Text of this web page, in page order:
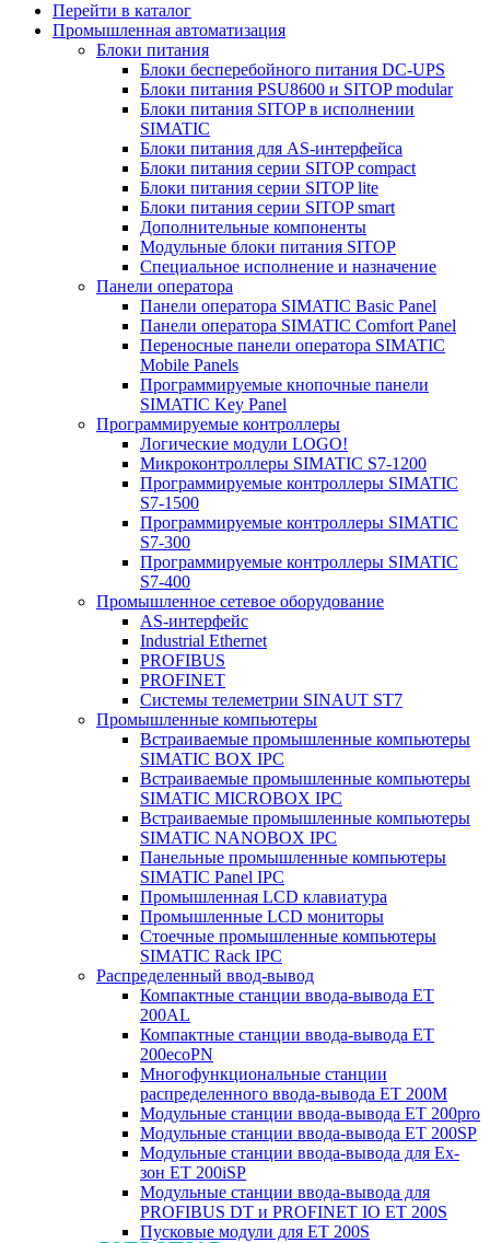
Перейти в каталог
Промышленная автоматизация
Блоки питания
Блоки бесперебойного питания DC-UPS
Блоки питания PSU8600 и SITOP modular
Блоки питания SITOP в исполнении
SIMATIC
Блоки питания для AS-интерфейса
Блоки питания серии SITOP compact
Блоки питания серии SITOP lite
Блоки питания серии SITOP smart
Дополнительные компоненты
Модульные блоки питания SITOP
Специальное исполнение и назначение
Панели оператора
Панели оператора SIMATIC Basic Panel
Панели оператора SIMATIC Comfort Panel
Переносные панели оператора SIMATIC
Mobile Panels
Программируемые кнопочные панели
SIMATIC Key Panel
Программируемые контроллеры
Логические модули LOGO!
Микроконтроллеры SIMATIC S7-1200
Программируемые контроллеры SIMATIC
S7-1500
Программируемые контроллеры SIMATIC
S7-300
Программируемые контроллеры SIMATIC
S7-400
Промышленное сетевое оборудование
AS-интерфейс
Industrial Ethernet
PROFIBUS
PROFINET
Системы телеметрии SINAUT ST7
Промышленные компьютеры
Встраиваемые промышленные компьютеры
SIMATIC BOX IPC
Встраиваемые промышленные компьютеры
SIMATIC MICROBOX IPC
Встраиваемые промышленные компьютеры
SIMATIC NANOBOX IPC
Панельные промышленные компьютеры
SIMATIC Panel IPC
Промышленная LCD клавиатура
Промышленные LCD мониторы
Стоечные промышленные компьютеры
SIMATIC Rack IPC
Распределенный ввод-вывод
Компактные станции ввода-вывода ET
200AL
Компактные станции ввода-вывода ET
200ecoPN
Многофункциональные станции
распределенного ввода-вывода ET 200M
Модульные станции ввода-вывода ET 200pro
Модульные станции ввода-вывода ET 200SP
Модульные станции ввода-вывода для Ex-
зон ET 200iSP
Модульные станции ввода-вывода для
PROFIBUS DT и PROFINET IO ET 200S
Пусковые модули для ET 200S